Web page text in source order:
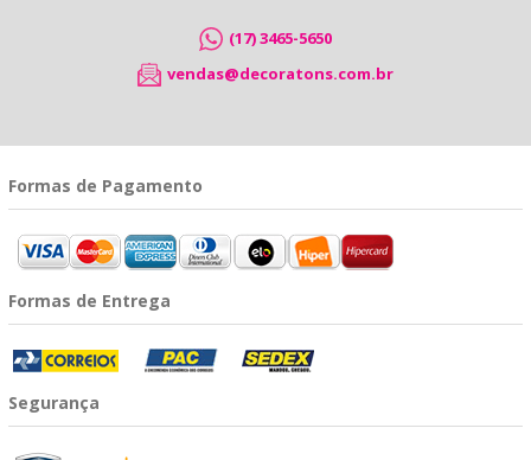
(17) 3465-5650
vendas@decoratons.com.br
Formas de Pagamento
Formas de Entrega
Segurança